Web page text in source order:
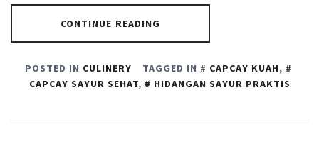
CONTINUE READING
POSTED IN CULINERY TAGGED IN CAPCAY KUAH,
CAPCAY SAYUR SEHAT, HIDANGAN SAYUR PRAKTIS